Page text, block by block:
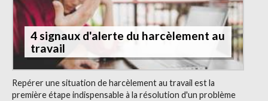
4 signaux d'alerte du harcèlement au
travail
Repérer une situation de harcèlement au travail est la
première étape indispensable à la résolution d'un problème